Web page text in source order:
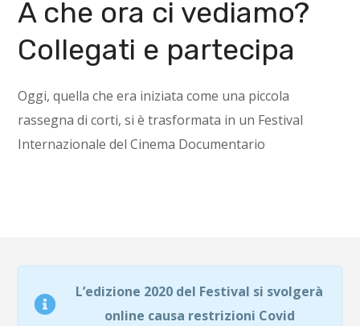
A che ora ci vediamo?
Collegati e partecipa
Oggi, quella che era iniziata come una piccola
rassegna di corti, si è trasformata in un Festival
Internazionale del Cinema Documentario
L’edizione 2020 del Festival si svolgerà
online causa restrizioni Covid